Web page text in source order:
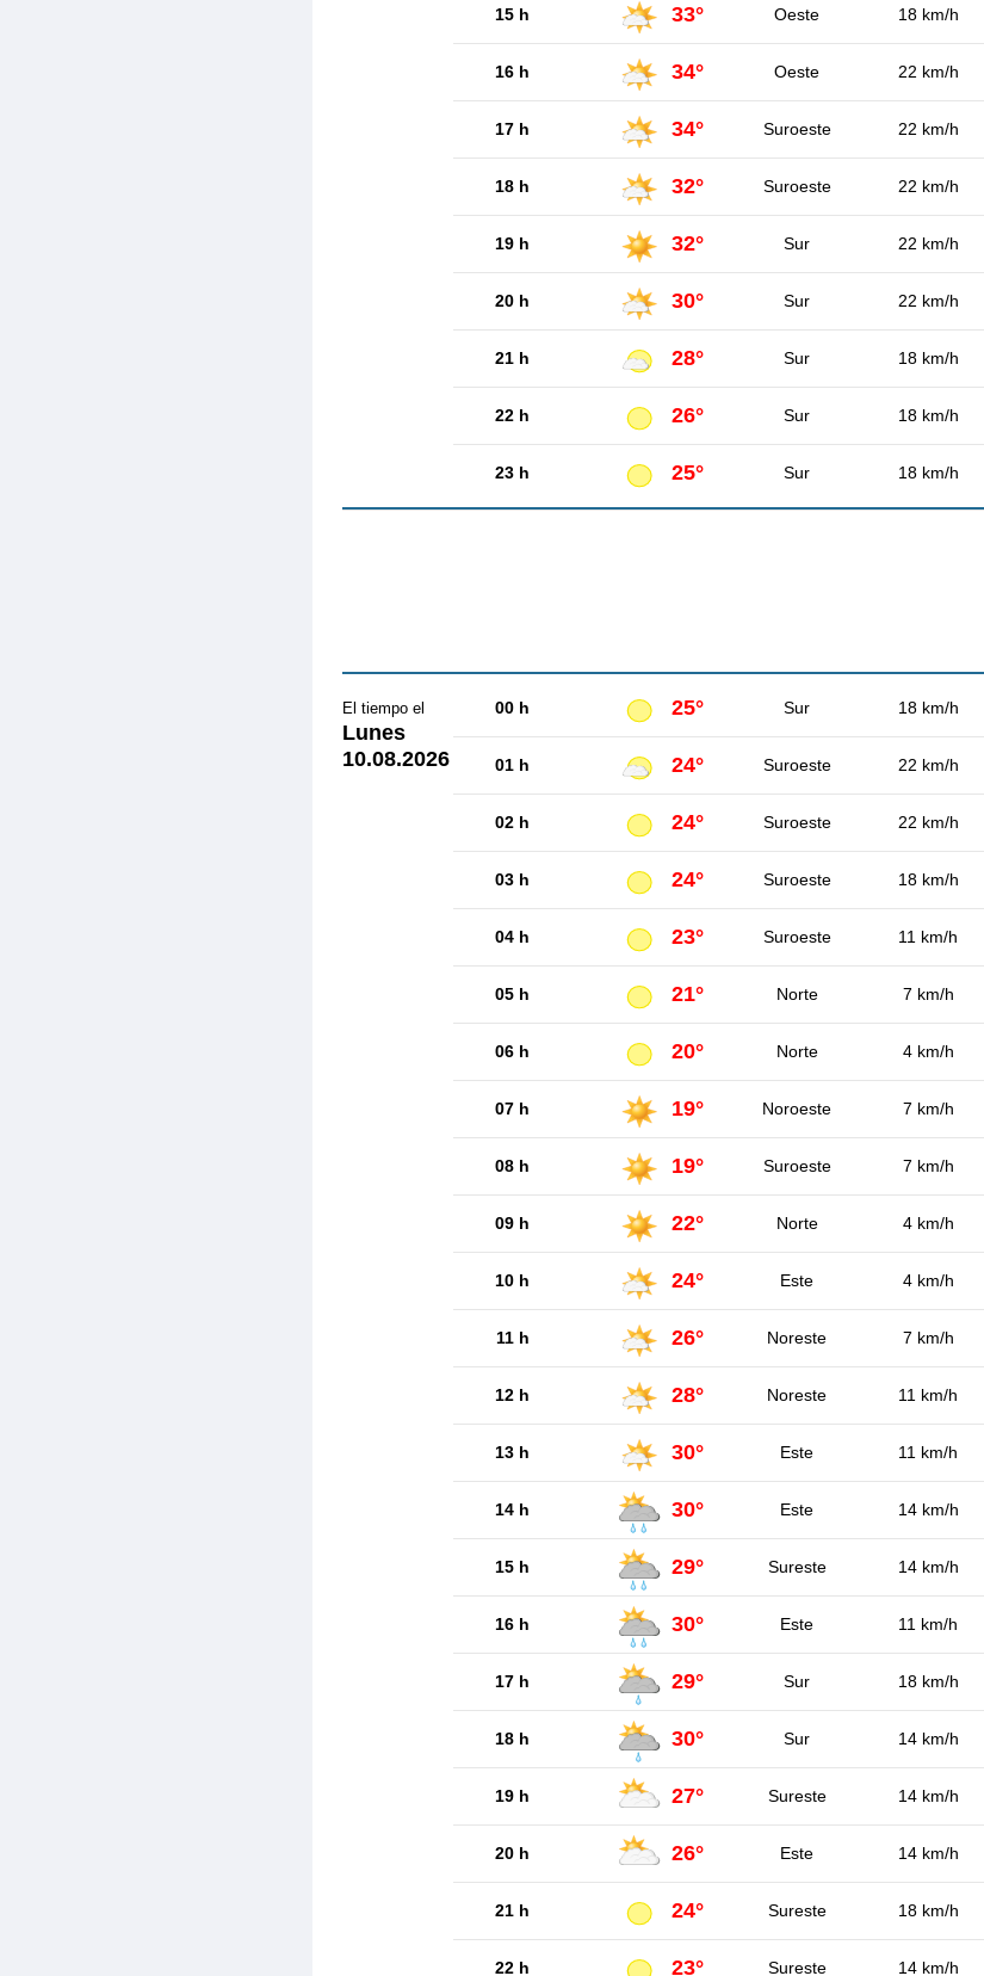
15 h 33° Oeste 18 km/h
16 h 34° Oeste 22 km/h
17 h 34° Suroeste 22 km/h
18 h 32° Suroeste 22 km/h
19 h 32° Sur 22 km/h
20 h 30° Sur 22 km/h
21 h 28° Sur 18 km/h
22 h 26° Sur 18 km/h
23 h 25° Sur 18 km/h
El tiempo el
Lunes
10.08.2026
00 h 25° Sur 18 km/h
01 h 24° Suroeste 22 km/h
02 h 24° Suroeste 22 km/h
03 h 24° Suroeste 18 km/h
04 h 23° Suroeste 11 km/h
05 h 21° Norte 7 km/h
06 h 20° Norte 4 km/h
07 h 19° Noroeste 7 km/h
08 h 19° Suroeste 7 km/h
09 h 22° Norte 4 km/h
10 h 24° Este 4 km/h
11 h 26° Noreste 7 km/h
12 h 28° Noreste 11 km/h
13 h 30° Este 11 km/h
14 h 30° Este 14 km/h
15 h 29° Sureste 14 km/h
16 h 30° Este 11 km/h
17 h 29° Sur 18 km/h
18 h 30° Sur 14 km/h
19 h 27° Sureste 14 km/h
20 h 26° Este 14 km/h
21 h 24° Sureste 18 km/h
22 h 23° Sureste 14 km/h